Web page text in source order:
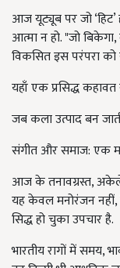
आज यूट्यूब पर जो ‘हिट’
आत्मा न हो. "जो
विकसित इस परंपरा
यहाँ एक प्रसिद्ध
जब कला उत्पाद बन
संगीत और समाज: एक
आज के तनावग्रस्त,
यह केवल मनोरंजन नहीं,
सिद्ध हो चुका उपचार है.
भारतीय रागों में समय,